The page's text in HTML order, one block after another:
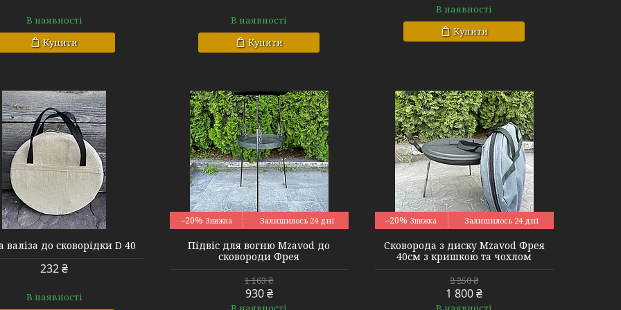
В наявності
Купити
В наявності
Купити
В наявності
Купити
валіза до сковорідки D 40
232 ₴
В наявності
1081110000004
–20% Залишилось 24 дні
Підвіс для вогню Mzavod до
сковороди Фрея
1 163 ₴
930 ₴
1080150100002
–20% Залишилось 24 дні
Сковорода з диску Mzavod Фрея
40см з кришкою та чохлом
2 250 ₴
1 800 ₴